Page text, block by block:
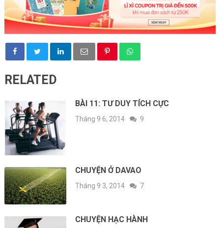
RELATED
BÀI 11: TƯ DUY TÍCH CỰC
Tháng 9 6, 2014 9
CHUYỆN Ở DAVAO
Tháng 9 3, 2014 7
CHUYỆN HẠC HÀNH